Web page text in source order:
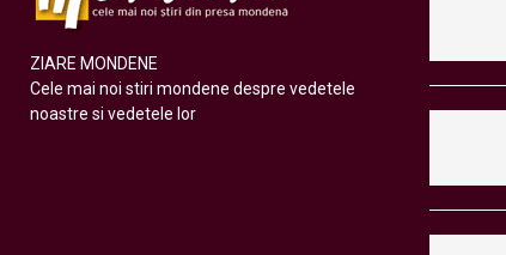
ZIARE MONDENE
Cele mai noi stiri mondene despre vedetele
noastre si vedetele lor